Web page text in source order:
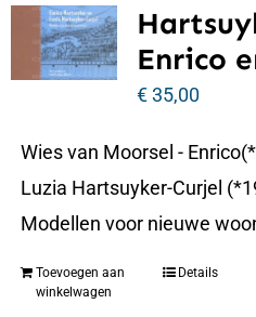
Enrico
€35,00
Wies van Moorsel -
Luzia Hartsuyker-Curjel
Modellen voor nieuwe
Toevoegen aan
winkelwagen
Details